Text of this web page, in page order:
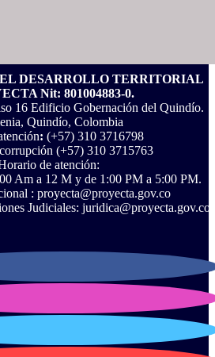
DESARROLLO TERRITORIAL
Nit: 801004883-0.
16 Edificio Gobernación del Quindío.
Quindío, Colombia
: (+57) 310 3716798
‪(+57) 310 3715763‬
de atención:
Am a 12 M y de 1:00 PM a 5:00 PM.
: proyecta@proyecta.gov.co
Judiciales: juridica@proyecta.gov.co